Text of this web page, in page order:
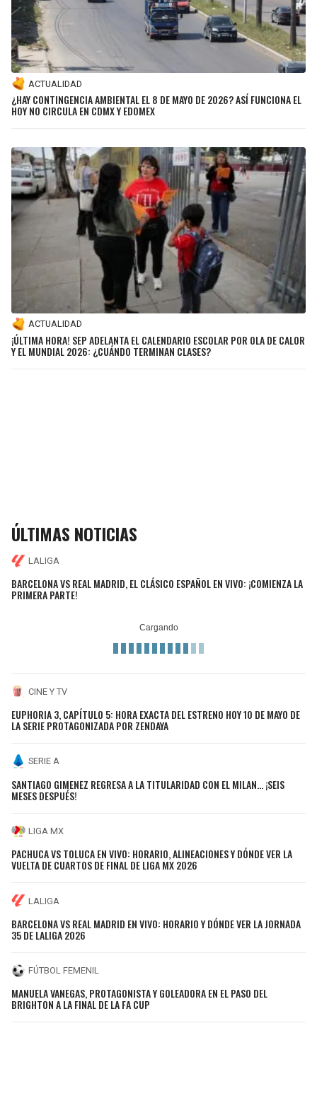
ACTUALIDAD
¿HAY CONTINGENCIA AMBIENTAL EL 8 DE MAYO DE 2026? ASÍ FUNCIONA EL
HOY NO CIRCULA EN CDMX Y EDOMEX
ACTUALIDAD
¡ÚLTIMA HORA! SEP ADELANTA EL CALENDARIO ESCOLAR POR OLA DE CALOR
Y EL MUNDIAL 2026: ¿CUÁNDO TERMINAN CLASES?
ÚLTIMAS NOTICIAS
LALIGA
BARCELONA VS REAL MADRID, EL CLÁSICO ESPAÑOL EN VIVO: ¡COMIENZA LA
PRIMERA PARTE!
CINE Y TV
EUPHORIA 3, CAPÍTULO 5: HORA EXACTA DEL ESTRENO HOY 10 DE MAYO DE
LA SERIE PROTAGONIZADA POR ZENDAYA
SERIE A
SANTIAGO GIMENEZ REGRESA A LA TITULARIDAD CON EL MILAN... ¡SEIS
MESES DESPUÉS!
LIGA MX
PACHUCA VS TOLUCA EN VIVO: HORARIO, ALINEACIONES Y DÓNDE VER LA
VUELTA DE CUARTOS DE FINAL DE LIGA MX 2026
LALIGA
BARCELONA VS REAL MADRID EN VIVO: HORARIO Y DÓNDE VER LA JORNADA
35 DE LALIGA 2026
FÚTBOL FEMENIL
MANUELA VANEGAS, PROTAGONISTA Y GOLEADORA EN EL PASO DEL
BRIGHTON A LA FINAL DE LA FA CUP